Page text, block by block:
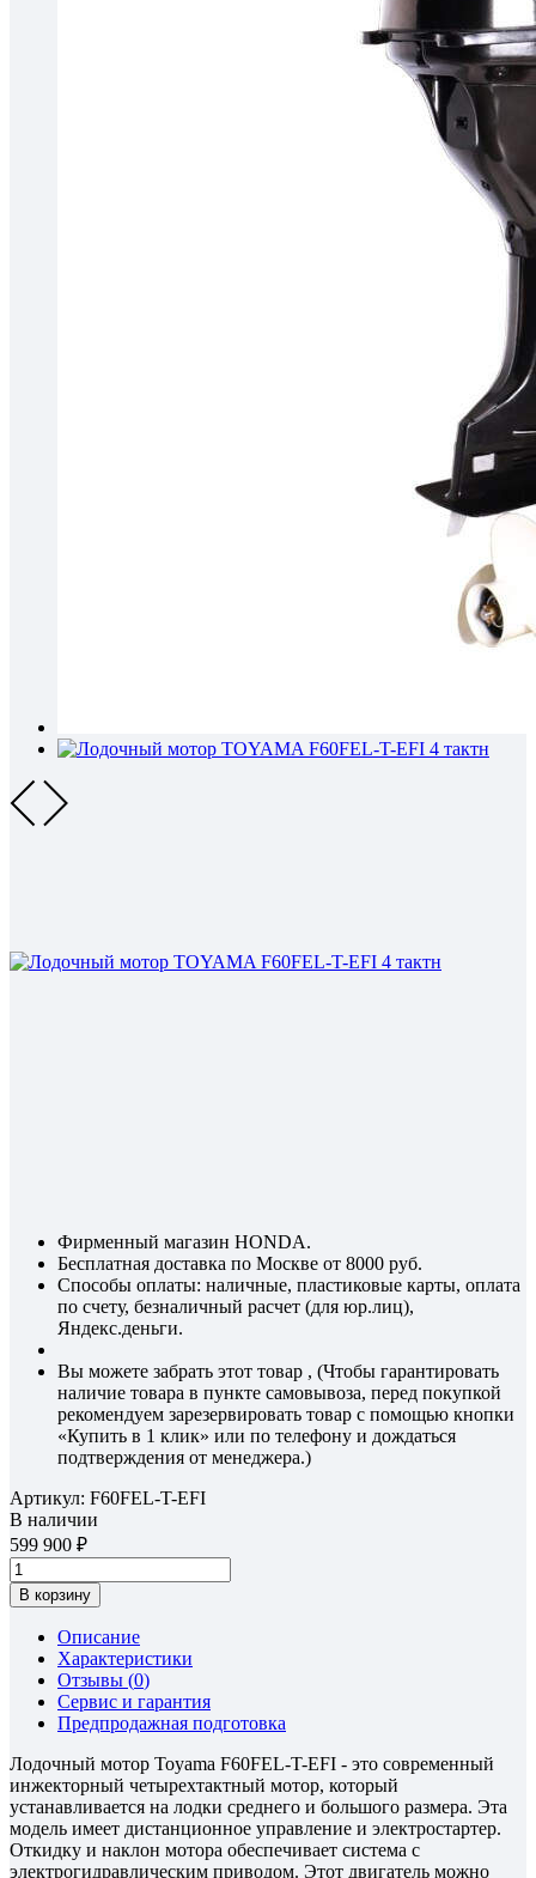
Фирменный магазин HONDA.
Бесплатная доставка по Москве от 8000 руб.
Способы оплаты: наличные, пластиковые карты, оплата
по счету, безналичный расчет (для юр.лиц),
Яндекс.деньги.
Вы можете забрать этот товар , (Чтобы гарантировать
наличие товара в пункте самовывоза, перед покупкой
рекомендуем зарезервировать товар с помощью кнопки
«Купить в 1 клик» или по телефону и дождаться
подтверждения от менеджера.)
Артикул: F60FEL-T-EFI
В наличии
599 900
В корзину
Описание
Характеристики
Отзывы (0)
Сервис и гарантия
Предпродажная подготовка
Лодочный мотор Toyama F60FEL-T-EFI - это современный
инжекторный четырехтактный мотор, который
устанавливается на лодки среднего и большого размера. Эта
модель имеет дистанционное управление и электростартер.
Откидку и наклон мотора обеспечивает система с
электрогидравлическим приводом. Этот двигатель можно